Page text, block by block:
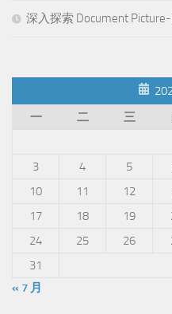
深入探索 Document
一
二 三
3
4 5
10
11 12
17
18 19
24
25 26
31
« 7 月